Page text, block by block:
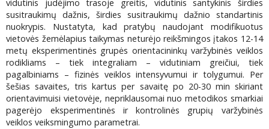
vidutinis judėjimo trasoje greitis, vidutinis santykinis širdies
susitraukimų dažnis, širdies susitraukimų dažnio standartinis
nuokrypis. Nustatyta, kad pratybų naudojant modifikuotus
vietovės žemėlapius taikymas neturėjo reikšmingos įtakos 12-14
metų eksperimentinės grupės orientacininkų varžybinės veiklos
rodikliams – tiek integraliam – vidutiniam greičiui, tiek
pagalbiniams – fizinės veiklos intensyvumui ir tolygumui. Per
šešias savaites, tris kartus per savaitę po 20-30 min skiriant
orientavimuisi vietovėje, nepriklausomai nuo metodikos smarkiai
pagerėjo eksperimentinės ir kontrolinės grupių varžybinės
veiklos veiksmingumo parametrai.